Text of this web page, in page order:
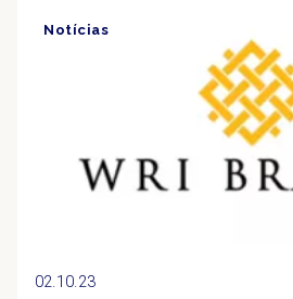
02.10.23
Notícias